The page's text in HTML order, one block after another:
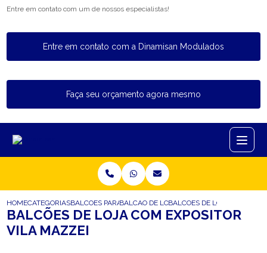
Entre em contato com um de nossos especialistas!
Entre em contato com a Dinamisan Modulados
Faça seu orçamento agora mesmo
HOMECATEGORIASBALCOES PARA LOJABALCAO DE LOJA COM VITRINE
BALCOES DE LOJA COM
BALCÕES DE LOJA COM EXPOSITOR
VILA MAZZEI